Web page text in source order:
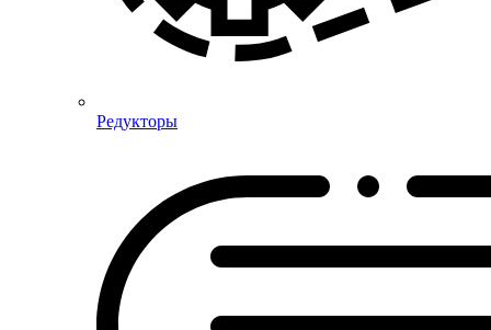
Редукторы